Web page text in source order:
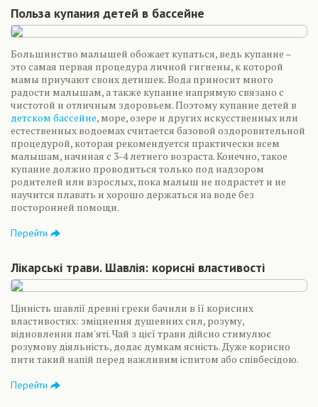
Польза купания детей в бассейне
Большинство малышей обожает купаться, ведь купание –
это самая первая процедура личной гигиены, к которой
мамы приучают своих детишек. Вода приносит много
радости малышам, а также купание напрямую связано с
чистотой и отличным здоровьем. Поэтому купание детей в
детском бассейне, море, озере и других искусственных или
естественных водоемах считается базовой оздоровительной
процедурой, которая рекомендуется практически всем
малышам, начиная с 3-4 летнего возраста. Конечно, такое
купание должно проводиться только под надзором
родителей или взрослых, пока малыш не подрастет и не
научится плавать и хорошо держаться на воде без
посторонней помощи.
Перейти
Лікарські трави. Шавлія: корисні властивості
Цінність шавлії древні греки бачили в її корисних
властивостях: зміцнення душевних сил, розуму,
відновлення пам'яті. Чай з цієї трави дійсно стимулює
розумову діяльність, додає думкам ясність. Дуже корисно
пити такий напій перед важливим іспитом або співбесідою.
Перейти